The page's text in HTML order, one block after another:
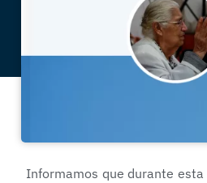
Informamos que durante